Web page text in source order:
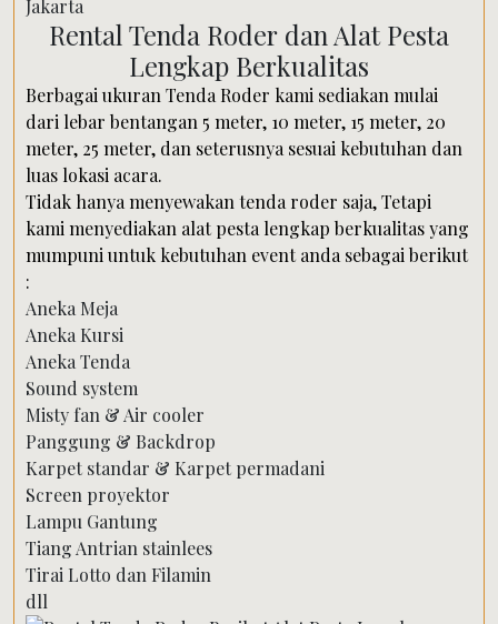
Rental Tenda Roder dan Alat Pesta
Lengkap Berkualitas
Berbagai ukuran Tenda Roder kami sediakan mulai
dari lebar bentangan 5 meter, 10 meter, 15 meter, 20
meter, 25 meter, dan seterusnya sesuai kebutuhan dan
luas lokasi acara.
Tidak hanya menyewakan tenda roder saja, Tetapi
kami menyediakan alat pesta lengkap berkualitas yang
mumpuni untuk kebutuhan event anda sebagai berikut
:
Aneka Meja
Aneka Kursi
Aneka Tenda
Sound system
Misty fan & Air cooler
Panggung & Backdrop
Karpet standar & Karpet permadani
Screen proyektor
Lampu Gantung
Tiang Antrian stainlees
Tirai Lotto dan Filamin
dll